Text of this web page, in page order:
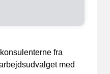
fra
med